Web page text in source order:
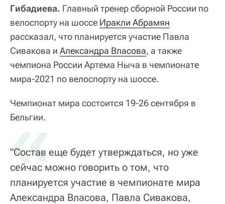
Гибадиева. Главный тренер сборной России по
велоспорту на шоссе Иракли Абрамян
рассказал, что планируется участие Павла
Сивакова и Александра Власова, а также
чемпиона России Артема Ныча в чемпионате
мира-2021 по велоспорту на шоссе.
Чемпионат мира состоится 19-26 сентября в
Бельгии.
«
"Состав еще будет утверждаться, но уже
сейчас можно говорить о том, что
планируется участие в чемпионате мира
Александра Власова, Павла Сивакова,